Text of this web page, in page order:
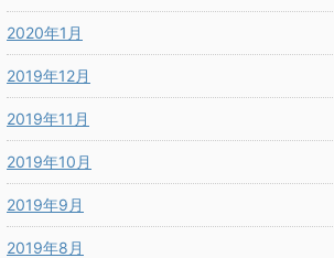
2020年1月
2019年12月
2019年11月
2019年10月
2019年9月
2019年8月